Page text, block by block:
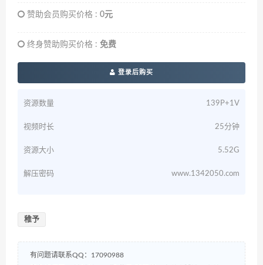
赞助会员购买价格 : 0元
终身赞助购买价格 : 免费
登录后购买
资源数量 139P+1V
视频时长 25分钟
资源大小 5.52G
解压密码 www.1342050.com
稚予
有问题请联系QQ：17090988